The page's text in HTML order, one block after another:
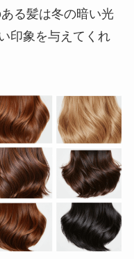
る髪は冬の暗い光
印象を与えてくれ